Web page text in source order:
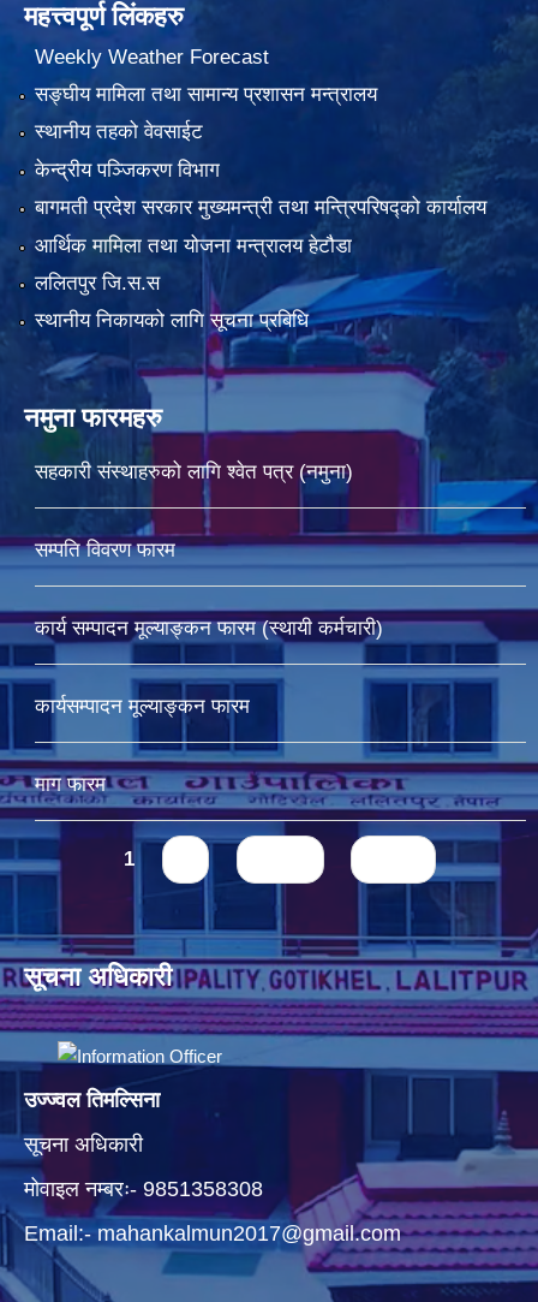
महत्त्वपूर्ण लिंकहरु
Weekly Weather Forecast
सङ्घीय मामिला तथा सामान्य प्रशासन मन्त्रालय
स्थानीय तहको वेवसाईट
केन्द्रीय पञ्जिकरण विभाग
बागमती प्रदेश सरकार मुख्यमन्त्री तथा मन्त्रिपरिषद्को कार्यालय
आर्थिक मामिला तथा योजना मन्त्रालय हेटौडा
ललितपुर जि.स.स
स्थानीय निकायको लागि सूचना प्रबिधि
नमुना फारमहरु
सहकारी संस्थाहरुको लागि श्वेत पत्र (नमुना)
सम्पति विवरण फारम
कार्य सम्पादन मूल्याङ्कन फारम (स्थायी कर्मचारी)
कार्यसम्पादन मूल्याङ्कन फारम
माग फारम
Pages1
सूचना अधिकारी
उज्ज्वल तिमल्सिना
सूचना अधिकारी
मोवाइल नम्बरः- 9851358308
Email:- mahankalmun2017@gmail.com